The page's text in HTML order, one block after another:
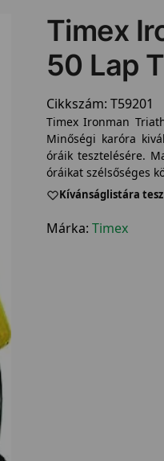
Timex
50 Lap
Cikkszám: T59201
Timex Ironman
Minőségi karóra
óráik tesztelésére.
óráikat szélsőséges
Kívánságlistára tesz
Márka: Timex